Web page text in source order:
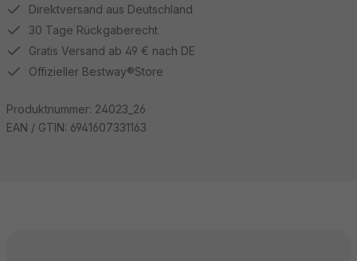
Direktversand aus Deutschland
30 Tage Rückgaberecht
Gratis Versand ab 49 € nach DE
Offizieller Bestway®Store
Produktnummer: 24023_26
EAN / GTIN: 6941607331163